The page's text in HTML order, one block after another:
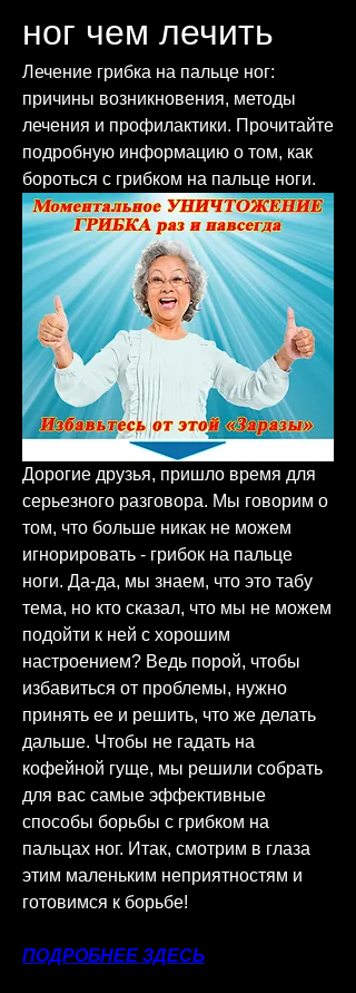
ног чем лечить
Лечение грибка на пальце ног:
причины возникновения, методы
лечения и профилактики. Прочитайте
подробную информацию о том, как
бороться с грибком на пальце ноги.
Дорогие друзья, пришло время для
серьезного разговора. Мы говорим о
том, что больше никак не можем
игнорировать - грибок на пальце
ноги. Да-да, мы знаем, что это табу
тема, но кто сказал, что мы не можем
подойти к ней с хорошим
настроением? Ведь порой, чтобы
избавиться от проблемы, нужно
принять ее и решить, что же делать
дальше. Чтобы не гадать на
кофейной гуще, мы решили собрать
для вас самые эффективные
способы борьбы с грибком на
пальцах ног. Итак, смотрим в глаза
этим маленьким неприятностям и
готовимся к борьбе!
ПОДРОБНЕЕ ЗДЕСЬ